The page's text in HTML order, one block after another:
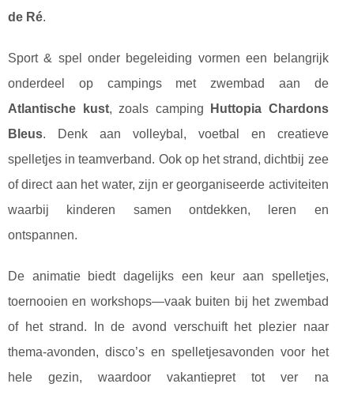
de Ré.
Sport & spel onder begeleiding vormen een belangrijk
onderdeel op campings met zwembad aan de
Atlantische kust, zoals camping
Huttopia Chardons
Bleus. Denk aan volleybal, voetbal en creatieve
spelletjes in teamverband. Ook op het strand, dichtbij zee
of direct aan het water, zijn er georganiseerde activiteiten
waarbij kinderen samen ontdekken, leren en
ontspannen.
De animatie biedt dagelijks een keur aan spelletjes,
toernooien en workshops—vaak buiten bij het zwembad
of het strand. In de avond verschuift het plezier naar
thema-avonden, disco’s en spelletjesavonden voor het
hele gezin, waardoor vakantiepret tot ver na